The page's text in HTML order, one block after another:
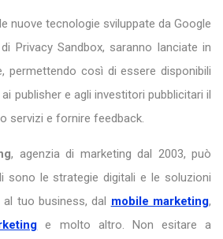
nuove tecnologie sviluppate da Google
Privacy Sandbox, saranno lanciate in
permettendo così di essere disponibili
publisher e agli investitori pubblicitari il
servizi e fornire feedback.
, agenzia di marketing dal 2003, può
sono le strategie digitali e le soluzioni
tuo business, dal mobile marketing,
e molto altro. Non esitare a